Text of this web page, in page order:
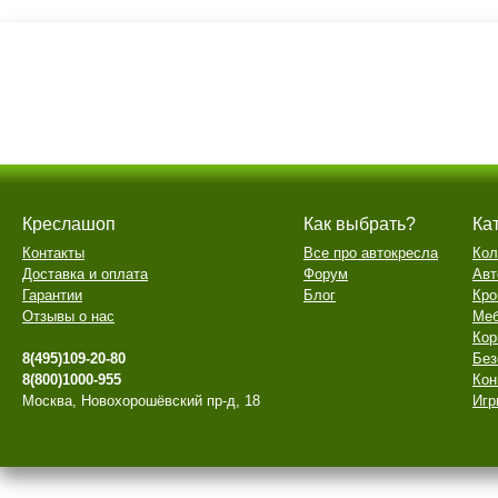
Креслашоп
Контакты
Доставка и оплата
Гарантии
Отзывы о нас
8(495)109-20-80
8(800)1000-955
Москва, Новохорошёвский пр-д, 18
Как выбрать?
Все про автокресла
Форум
Блог